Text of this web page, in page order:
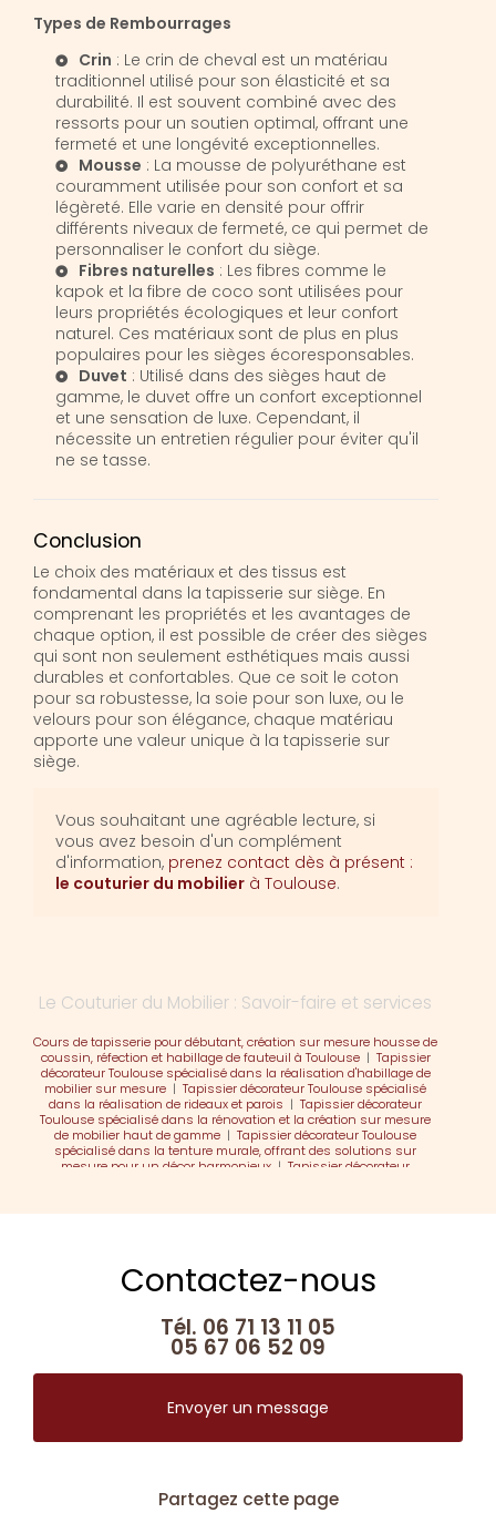
Types de Rembourrages
Crin : Le crin de cheval est un matériau
traditionnel utilisé pour son élasticité et sa
durabilité. Il est souvent combiné avec des
ressorts pour un soutien optimal, offrant une
fermeté et une longévité exceptionnelles.
Mousse : La mousse de polyuréthane est
couramment utilisée pour son confort et sa
légèreté. Elle varie en densité pour offrir
différents niveaux de fermeté, ce qui permet de
personnaliser le confort du siège.
Fibres naturelles : Les fibres comme le
kapok et la fibre de coco sont utilisées pour
leurs propriétés écologiques et leur confort
naturel. Ces matériaux sont de plus en plus
populaires pour les sièges écoresponsables.
Duvet : Utilisé dans des sièges haut de
gamme, le duvet offre un confort exceptionnel
et une sensation de luxe. Cependant, il
nécessite un entretien régulier pour éviter qu'il
ne se tasse.
Conclusion
Le choix des matériaux et des tissus est
fondamental dans la tapisserie sur siège. En
comprenant les propriétés et les avantages de
chaque option, il est possible de créer des sièges
qui sont non seulement esthétiques mais aussi
durables et confortables. Que ce soit le coton
pour sa robustesse, la soie pour son luxe, ou le
velours pour son élégance, chaque matériau
apporte une valeur unique à la tapisserie sur
siège.
Vous souhaitant une agréable lecture, si
vous avez besoin d'un complément
d'information, prenez contact dès à présent :
le couturier du mobilier à Toulouse.
Le Couturier du Mobilier : Savoir-faire et services
Cours de tapisserie pour débutant, création sur mesure housse de
coussin, réfection et habillage de fauteuil à Toulouse| Tapissier
décorateur Toulouse spécialisé dans la réalisation d'habillage de
mobilier sur mesure |Tapissier décorateur Toulouse spécialisé
dans la réalisation de rideaux et parois |Tapissier décorateur
Toulouse spécialisé dans la rénovation et la création sur mesure
de mobilier haut de gamme |Tapissier décorateur Toulouse
spécialisé dans la tenture murale, offrant des solutions sur
mesure pour un décor harmonieux |Tapissier décorateur
d'ameublement, réfection de sièges et de fauteuils à Toulouse
Contactez-nous
Tél. 06 71 13 11 05
05 67 06 52 09
Envoyer un message
Partagez cette page